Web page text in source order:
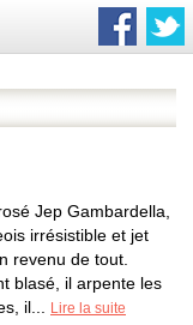
Jep Gambardella,
irrésistible et jet
revenu de tout.
blasé, il arpente les
il...
Lire la suite